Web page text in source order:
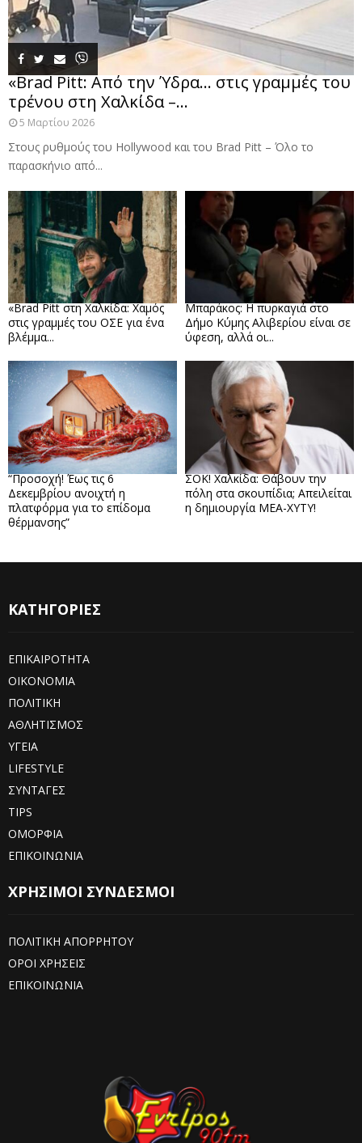
«Brad Pitt: Από την Ύδρα… στις γραμμές του
τρένου στη Χαλκίδα –...
5 Μαρτίου 2026
Στους ρυθμούς του Hollywood και του Brad Pitt – Όλο το
παρασκήνιο από...
«Brad Pitt στη Χαλκίδα: Χαμός
στις γραμμές του ΟΣΕ για ένα
βλέμμα...
Μπαράκος: Η πυρκαγιά στο
Δήμο Κύμης Αλιβερίου είναι σε
ύφεση, αλλά οι...
“Προσοχή! Έως τις 6
Δεκεμβρίου ανοιχτή η
πλατφόρμα για το επίδομα
θέρμανσης”
ΣΟΚ! Χαλκίδα: Θάβουν την
πόλη στα σκουπίδια; Απειλείται
η δημιουργία ΜΕΑ-ΧΥΤΥ!
ΚΑΤΗΓΟΡΙΕΣ
ΕΠΙΚΑΙΡΟΤΗΤΑ
ΟΙΚΟΝΟΜΙΑ
ΠΟΛΙΤΙΚΗ
ΑΘΛΗΤΙΣΜΟΣ
ΥΓΕΙΑ
LIFESTYLE
ΣΥΝΤΑΓΕΣ
TIPS
ΟΜΟΡΦΙΑ
ΕΠΙΚΟΙΝΩΝΙΑ
ΧΡΗΣΙΜΟΙ ΣΥΝΔΕΣΜΟΙ
ΠΟΛΙΤΙΚΗ ΑΠΟΡΡΗΤΟΥ
ΟΡΟΙ ΧΡΗΣΕΙΣ
ΕΠΙΚΟΙΝΩΝΙΑ